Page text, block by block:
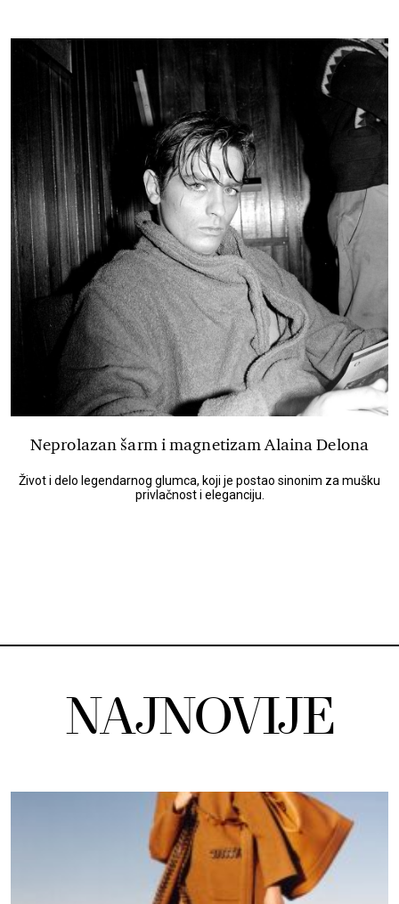
Neprolazan šarm i magnetizam Alaina Delona
Život i delo legendarnog glumca, koji je postao sinonim za mušku
privlačnost i eleganciju.
NAJNOVIJE